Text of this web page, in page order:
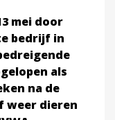
mei door
bedrijf in
als
na de
weer dieren